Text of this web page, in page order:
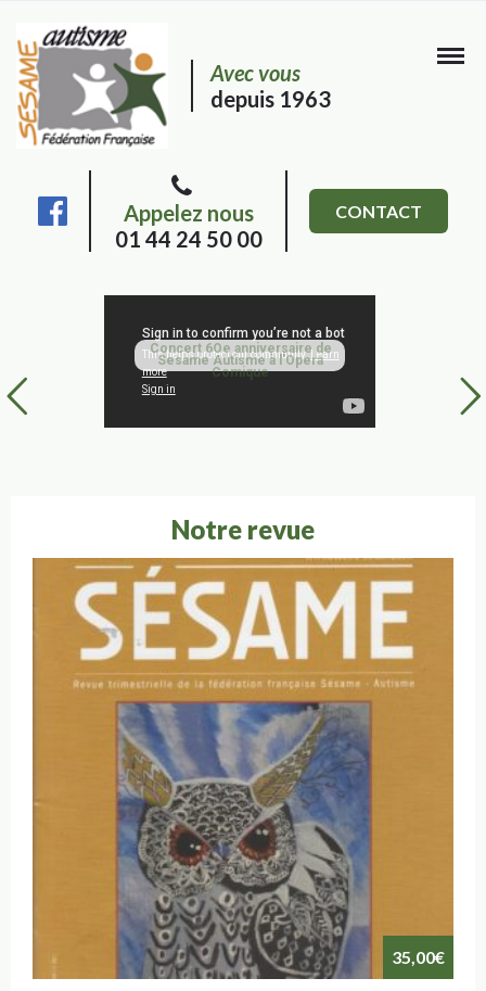
Avec vous
depuis 1963
Appelez nous
01 44 24 50 00
CONTACT
Concert 6Oe anniversaire de
Sesame Autisme à l'Opera
Comique
Notre revue
35,00€